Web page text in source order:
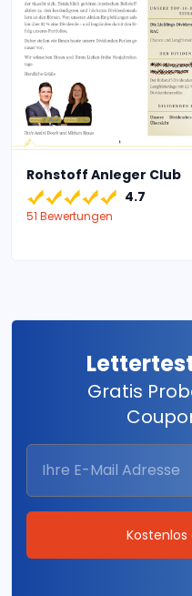
Rohstoff Anleger Club
4.7
51 Bewertungen
Gratis